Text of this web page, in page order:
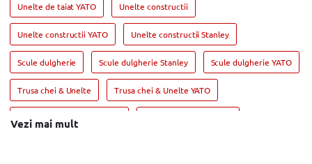
Unelte de taiat YATO Unelte constructii
Unelte constructii YATO Unelte constructii Stanley
Scule dulgherie Scule dulgherie Stanley Scule dulgherie YATO
Trusa chei & Unelte Trusa chei & Unelte YATO
Trusa chei & Unelte Stanley
Vezi mai mult